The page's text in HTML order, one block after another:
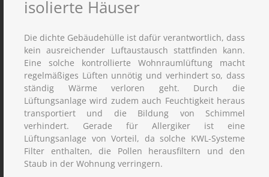
isolierte Häuser
Die dichte Gebäudehülle ist dafür verantwortlich, dass
kein ausreichender Luftaustausch stattfinden kann.
Eine solche kontrollierte Wohnraumlüftung macht
regelmäßiges Lüften unnötig und verhindert so, dass
ständig Wärme verloren geht. Durch die
Lüftungsanlage wird zudem auch Feuchtigkeit heraus
transportiert und die Bildung von Schimmel
verhindert. Gerade für Allergiker ist eine
Lüftungsanlage von Vorteil, da solche KWL-Systeme
Filter enthalten, die Pollen herausfiltern und den
Staub in der Wohnung verringern.